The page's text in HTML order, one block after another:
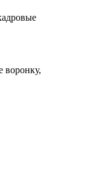
воронку,